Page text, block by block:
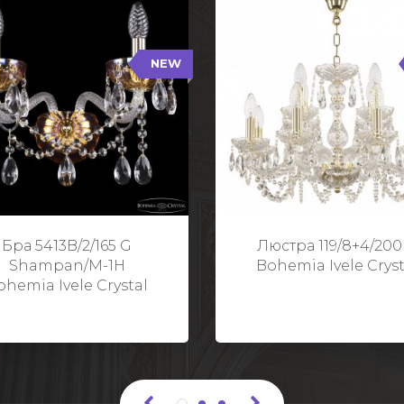
NEW
Бра 5413B/2/165 G
Shampan/M-1H
Ivele Crystal
2/165 G Shampan/M-1H
Тип: Хрустальные
арматуры: Золото/
Кол-во ламп: 2
Ширина: 35 см
Люстра 119/8+4/200
Bohemia Ivele
119/8+4/200 G
Тип: Стеклянный рожок
Цвет арматуры:
Кол-во ламп:
Диаметр: 58